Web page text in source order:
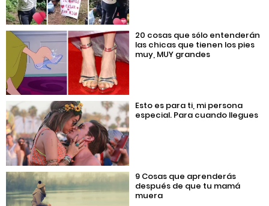
20 cosas que sólo entenderán
las chicas que tienen los pies
muy, MUY grandes
Esto es para ti, mi persona
especial. Para cuando llegues
9 Cosas que aprenderás
después de que tu mamá
muera